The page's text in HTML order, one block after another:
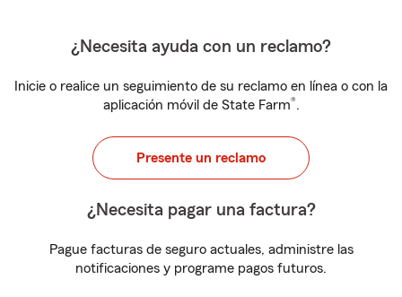
¿Necesita ayuda con un reclamo?
Inicie o realice un seguimiento de su reclamo en línea o con la
aplicación móvil de State Farm®.
Presente un reclamo
¿Necesita pagar una factura?
Pague facturas de seguro actuales, administre las
notificaciones y programe pagos futuros.